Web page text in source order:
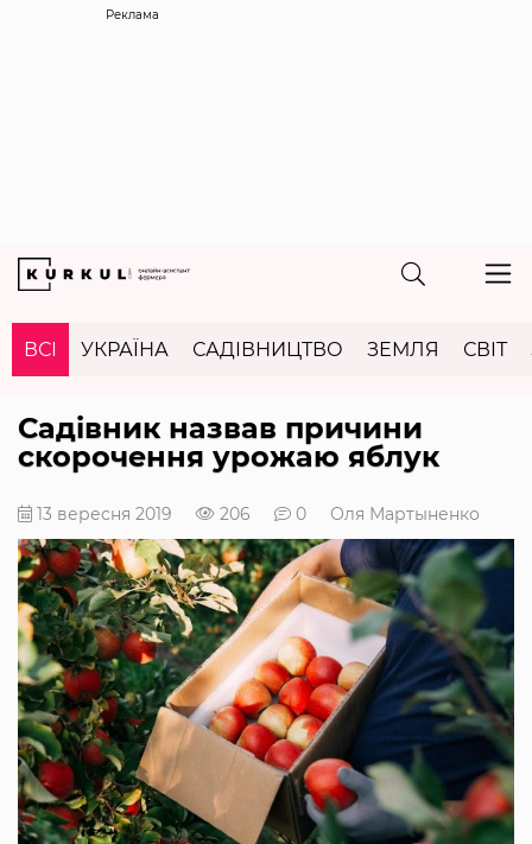
Реклама
ВСІ УКРАЇНА САДІВНИЦТВО ЗЕМЛЯ СВІТ
Садівник назвав причини
скорочення урожаю яблук
13 вересня 2019 206 0 Оля Мартыненко